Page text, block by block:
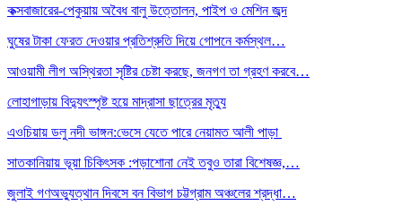
কক্সবাজারের-পেকুয়ায় অবৈধ বালু উত্তোলন, পাইপ ও মেশিন জব্দ
ঘুষের টাকা ফেরত দেওয়ার প্রতিশ্রুতি দিয়ে গোপনে কর্মস্থল…
আওয়ামী লীগ অস্থিরতা সৃষ্টির চেষ্টা করছে, জনগণ তা গ্রহণ করবে…
লোহাগাড়ায় বিদ্যুৎস্পৃষ্ট হয়ে মাদ্রাসা ছাত্রের মৃত্যু
এওচিয়ায় ডলু নদী ভাঙ্গন:ভেসে যেতে পারে নেয়ামত আলী পাড়া
সাতকানিয়ায় ভূয়া চিকিৎসক :পড়াশোনা নেই তবুও তারা বিশেষজ্ঞ,…
জুলাই গণঅভ্যুত্থান দিবসে বন বিভাগ চট্টগ্রাম অঞ্চলের শ্রদ্ধা…